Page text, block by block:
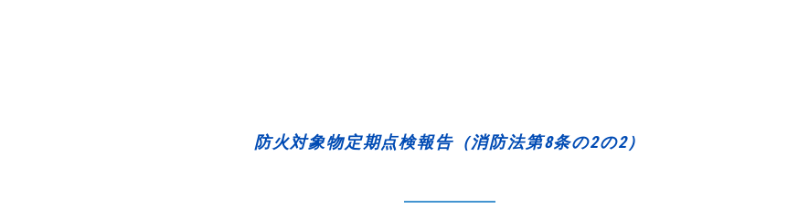
防火対象物定期点検報告（消防法第8条の2の2）